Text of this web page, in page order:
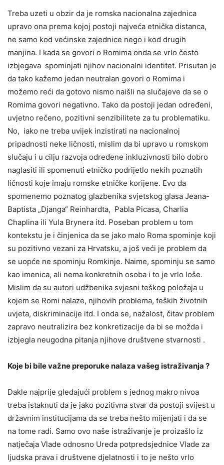
Treba uzeti u obzir da je romska nacionalna zajednica
upravo ona prema kojoj postoji najveća etnička distanca,
ne samo kod većinske zajednice nego i kod drugih
manjina. I kada se govori o Romima onda se vrlo često
izbjegava spominjati njihov nacionalni identitet. Prisutan je
da tako kažemo jedan neutralan govori o Romima i
možemo reći da gotovo nismo naišli na slučajeve da se o
Romima govori negativno. Tako da postoji jedan određeni,
uvjetno rečeno, pozitivni senzibilitete za tu problematiku.
No, iako ne treba uvijek inzistirati na nacionalnoj
pripadnosti neke ličnosti, mislim da bi upravo u romskom
slučaju i u cilju razvoja određene inkluzivnosti bilo dobro
naglasiti ili spomenuti etničko podrijetlo nekih poznatih
ličnosti koje imaju romske etničke korijene. Evo da
spomenemo poznatog glazbenika svjetskog glasa Jeana-
Baptista „Djanga“ Reinhardta, Pabla Picasa, Charlia
Chaplina ili Yula Brynera itd. Poseban problem u tom
kontekstu je i činjenica da se jako malo Roma spominje koji
su pozitivno vezani za Hrvatsku, a još veći je problem da
se uopće ne spominju Romkinje. Naime, spominju se samo
kao imenica, ali nema konkretnih osoba i to je vrlo loše.
Mislim da su autori udžbenika svjesni teškog položaja u
kojem se Romi nalaze, njihovih problema, teških životnih
uvjeta, diskriminacije itd. I onda se, nažalost, čitav problem
zapravo neutralizira bez konkretizacije da bi se možda i
izbjegla neugodna pitanja njihove društvene stvarnosti .
Koje bi bile važne preporuke nalaza vašeg istraživanja ?
Dakle najprije gledajući problem s jednog makro nivoa
treba istaknuti da je jako pozitivna stvar da postoji svijest u
državnim institucijama da se treba nešto mijenjati i da se
na tome radi. Samo ovo naše istraživanje je proizašlo iz
natječaja Vlade odnosno Ureda potpredsjednice Vlade za
ljudska prava i društvene djelatnosti i to je nešto vrlo